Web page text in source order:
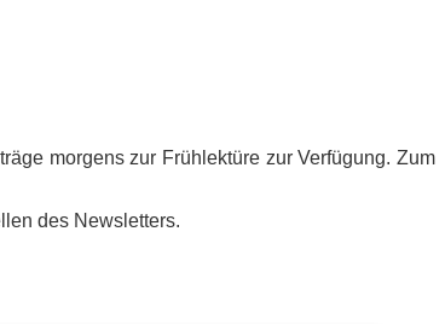
mor­gens zur Früh­lek­tü­re zur Ver­fü­gung. Zum
des Newsletters.